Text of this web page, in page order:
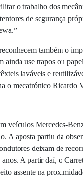
o trabalho dos
de segurança
também o
ainda use trapos ou
laváveis e
o mecatrónico Ricardo
veículos Mercedes-
A aposta partiu da
deixam de
anos. A partir daí, o
assente na